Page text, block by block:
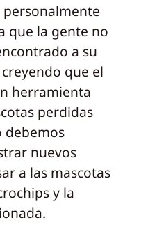
que la gente no
a su
que el
herramienta
perdidas
debemos
nuevos
a las mascotas
y la